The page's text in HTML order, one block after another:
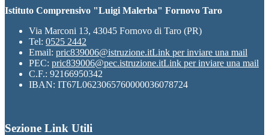
Istituto Comprensivo "Luigi Malerba" Fornovo Taro
Via Marconi 13, 43045 Fornovo di Taro (PR)
Tel: 0525 2442
Email: pric839006@istruzione.itLink per inviare una mail
PEC: pric839006@pec.istruzione.itLink per inviare una mail
C.F.: 92166950342
IBAN: IT67L0623065760000036078724
Sezione Link Utili